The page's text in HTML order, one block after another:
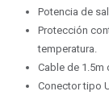
Potencia de
Protección
temperatura.
Cable de 1.5m
Conector tipo